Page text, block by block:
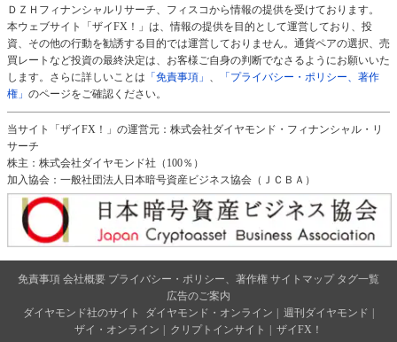
ＤＺＨフィナンシャルリサーチ、フィスコから情報の提供を受けております。
本ウェブサイト「ザイFX！」は、情報の提供を目的として運営しており、投
資、その他の行動を勧誘する目的では運営しておりません。通貨ペアの選択、売
買レートなど投資の最終決定は、お客様ご自身の判断でなさるようにお願いいた
します。さらに詳しいことは 「免責事項」 、
「プライバシー・ポリシー、著作
権」 のページをご確認ください。
当サイト「ザイFX！」の運営元：株式会社ダイヤモンド・フィナンシャル・リ
サーチ
株主：株式会社ダイヤモンド社（100％）
加入協会：一般社団法人日本暗号資産ビジネス協会（ＪＣＢＡ）
免責事項 会社概要 プライバシー・ポリシー、著作権 サイトマップ タグ一覧
広告のご案内
ダイヤモンド社のサイト
ダイヤモンド・オンライン 週刊ダイヤモンド
ザイ・オンライン
クリプトインサイト
ザイFX！